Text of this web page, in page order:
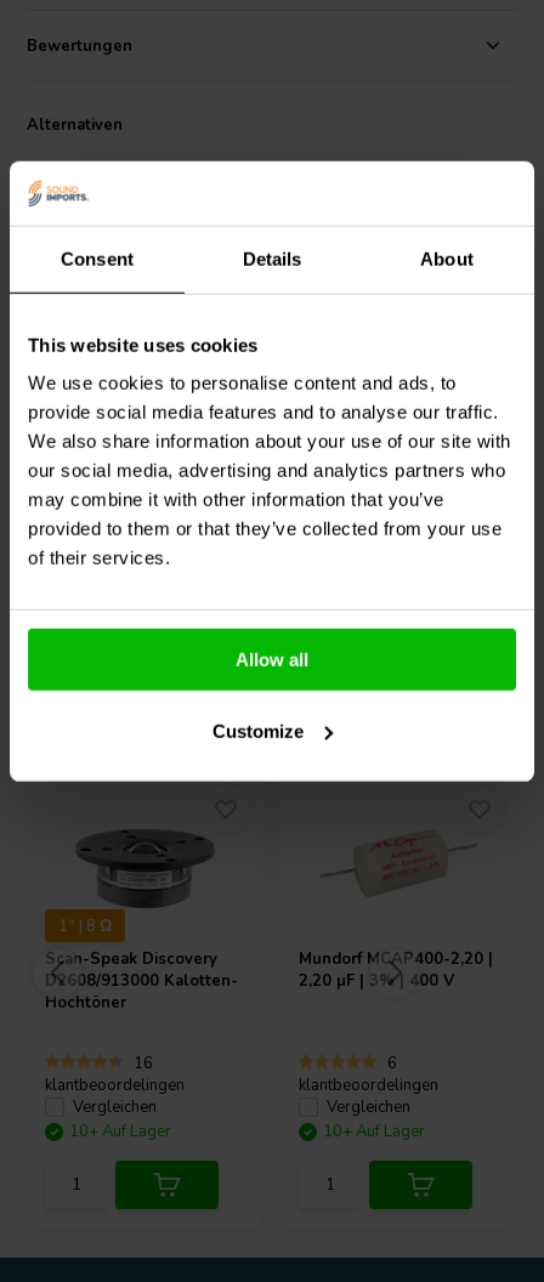
Consent Details About
This website uses cookies
We use cookies to personalise content and ads, to
provide social media features and to analyse our traffic.
We also share information about your use of our site with
our social media, advertising and analytics partners who
may combine it with other information that you’ve
provided to them or that they’ve collected from your use
of their services.
Allow all
Customize
oberer Frequenzgang bis 7.000 Hz reicht.
Bewertungen
Alternativen
6.5" | 8 Ω
VisatonW 170 S - 8
Tiefmitteltöner
5
klantbeoordelingen
Vergleichen
8 Auf Lager
Visaton W 170 S - 4
Tiefmitteltöner
11
klantbeoordelingen
Vergleichen
1" | 8 Ω
Scan-Speak Discovery
D2608/913000 Kalotten-
Hochtöner
16
klantbeoordelingen
Vergleichen
10+ Auf Lager
Mundorf MCAP400-2,20 |
2,20 µF | 3% | 400 V
6
klantbeoordelingen
Vergleichen
10+ Auf Lager